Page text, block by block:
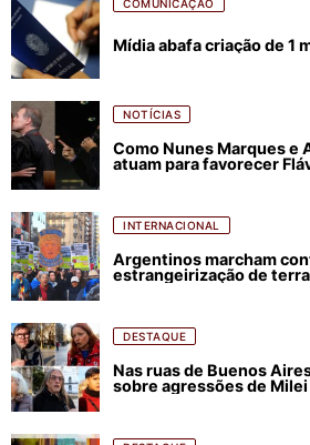
COMUNICAÇÃO
Mídia abafa criação de 1
NOTÍCIAS
Como Nunes Marques e
atuam para favorecer
INTERNACIONAL
Argentinos marcham
estrangeirização de
DESTAQUE
Nas ruas de Buenos
sobre agressões de